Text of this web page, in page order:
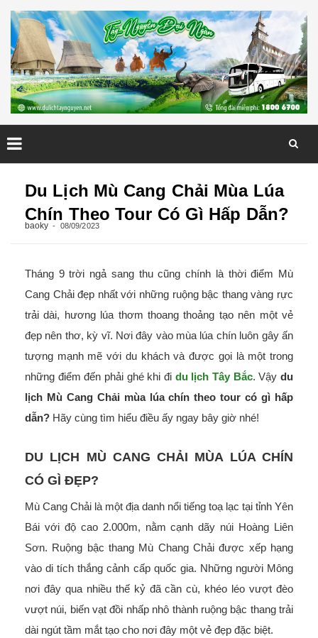
Du Lịch Mù Cang Chải Mùa Lúa
Chín Theo Tour Có Gì Hấp Dẫn?
baoky 08/09/2023
Tháng 9 trời ngả sang thu cũng chính là thời điểm Mù
Cang Chải đẹp nhất với những ruộng bậc thang vàng rực
trải dài, hương lúa thơm thoang thoảng tạo nên một vẻ
đẹp nên thơ, kỳ vĩ. Nơi đây vào mùa lúa chín luôn gây ấn
tượng mạnh mẽ với du khách và được gọi là một trong
những điểm đến phải ghé khi đi du lịch Tây Bắc. Vậy du
lịch Mù Cang Chải mùa lúa chín theo tour có gì hấp
dẫn? Hãy cùng tìm hiểu điều ấy ngay bây giờ nhé!
DU LỊCH MÙ CANG CHẢI MÙA LÚA CHÍN
CÓ GÌ ĐẸP?
Mù Cang Chải là một địa danh nổi tiếng toạ lạc tại tỉnh Yên
Bái với độ cao 2.000m, nằm cạnh dãy núi Hoàng Liên
Sơn. Ruộng bậc thang Mù Chang Chải được xếp hạng
vào di tích thắng cảnh cấp quốc gia. Những người Mông
nơi đây qua nhiều thế kỷ đã cần cù, khéo léo vượt đèo
vượt núi, biến vạt đồi nhấp nhô thành ruộng bậc thang trải
dài ngút tầm mắt tạo cho nơi đây một vẻ đẹp đặc biệt.